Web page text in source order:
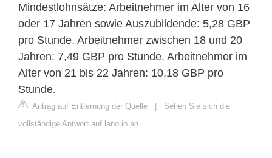
Mindestlohnsätze: Arbeitnehmer im Alter von 16
oder 17 Jahren sowie Auszubildende: 5,28 GBP
pro Stunde. Arbeitnehmer zwischen 18 und 20
Jahren: 7,49 GBP pro Stunde. Arbeitnehmer im
Alter von 21 bis 22 Jahren: 10,18 GBP pro
Stunde.
Antrag auf Entfernung der Quelle | Sehen Sie sich die
vollständige Antwort auf lano.io an